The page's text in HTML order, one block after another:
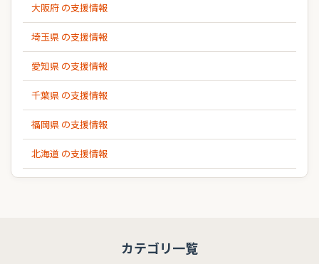
大阪府 の支援情報
埼玉県 の支援情報
愛知県 の支援情報
千葉県 の支援情報
福岡県 の支援情報
北海道 の支援情報
カテゴリ一覧